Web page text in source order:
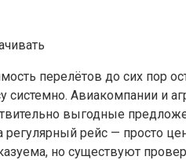
перелётов до сих пор
системно. Авиакомпании и
выгодные
рейс — просто
но существуют